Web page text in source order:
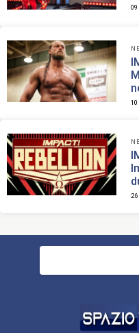
10
26
Ricerca